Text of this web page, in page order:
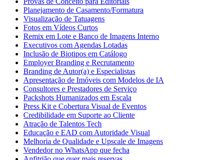
Planejamento de Casamento/Formatura
Visualização de Tatuagens
Fotos em Vídeos Curtos
Remix em Lote e Banco de Imagens Interno
Executivos com Agendas Lotadas
Inclusão de Biotipos em Catálogo
Employer Branding e Recrutamento
Branding de Autor(a) e Especialistas
Apresentação de Imóveis com Modelos de IA
Consultores e Prestadores de Serviço
Packshots Humanizados em Escala
Press Kit e Cobertura Visual de Eventos
Credibilidade em Suporte ao Cliente
Atração de Talentos Tech
Educação e EAD com Autoridade Visual
Melhoria de Qualidade e Upscale de Imagens
Vendedor no WhatsApp que fecha